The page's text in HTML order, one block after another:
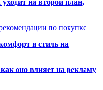
на второй план,
по покупке
и стиль на
оно влияет на рекламу